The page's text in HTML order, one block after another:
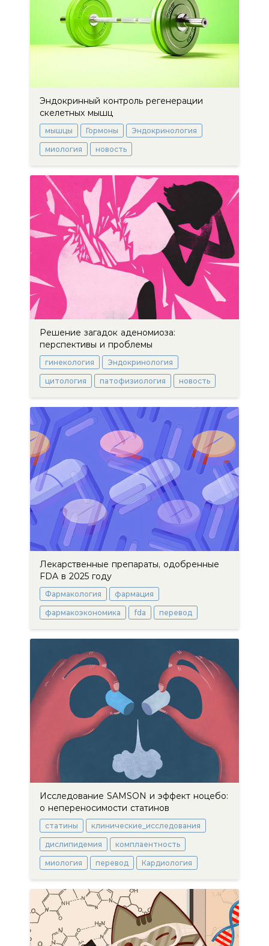
Эндокринный контроль регенерации
скелетных мышц
мышцы Гормоны Эндокринология
миология новость
Решение загадок аденомиоза:
перспективы и проблемы
гинекология Эндокринология
цитология патофизиология новость
Лекарственные препараты, одобренные
FDA в 2025 году
Фармакология фармация
фармакоэкономика fda перевод
Исследование SAMSON и эффект ноцебо:
о непереносимости статинов
статины клинические_исследования
дислипидемия комплаентность
миология перевод Кардиология